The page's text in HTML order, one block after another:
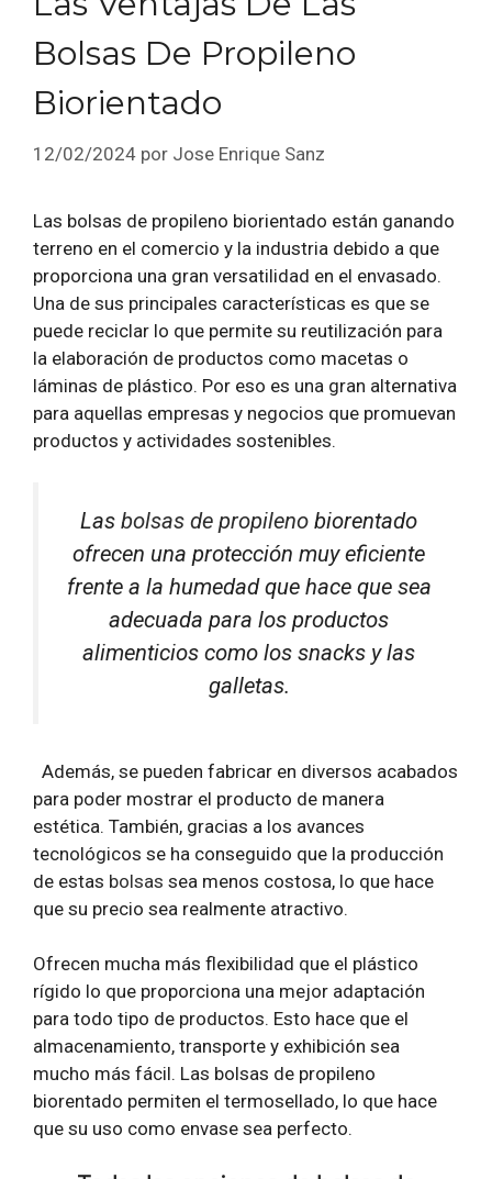
Bolsas De Propileno
Biorientado
12/02/2024 por Jose Enrique Sanz
Las bolsas de propileno biorientado están ganando
terreno en el comercio y la industria debido a que
proporciona una gran versatilidad en el envasado.
Una de sus principales características es que se
puede reciclar lo que permite su reutilización para
la elaboración de productos como macetas o
láminas de plástico. Por eso es una gran alternativa
para aquellas empresas y negocios que promuevan
productos y actividades sostenibles.
Las bolsas de propileno biorentado
ofrecen una protección muy eficiente
frente a la humedad que hace que sea
adecuada para los productos
alimenticios como los snacks y las
galletas.
Además, se pueden fabricar en diversos acabados
para poder mostrar el producto de manera
estética. También, gracias a los avances
tecnológicos se ha conseguido que la producción
de estas bolsas sea menos costosa, lo que hace
que su precio sea realmente atractivo.
Ofrecen mucha más flexibilidad que el plástico
rígido lo que proporciona una mejor adaptación
para todo tipo de productos. Esto hace que el
almacenamiento, transporte y exhibición sea
mucho más fácil. Las bolsas de propileno
biorentado permiten el termosellado, lo que hace
que su uso como envase sea perfecto.